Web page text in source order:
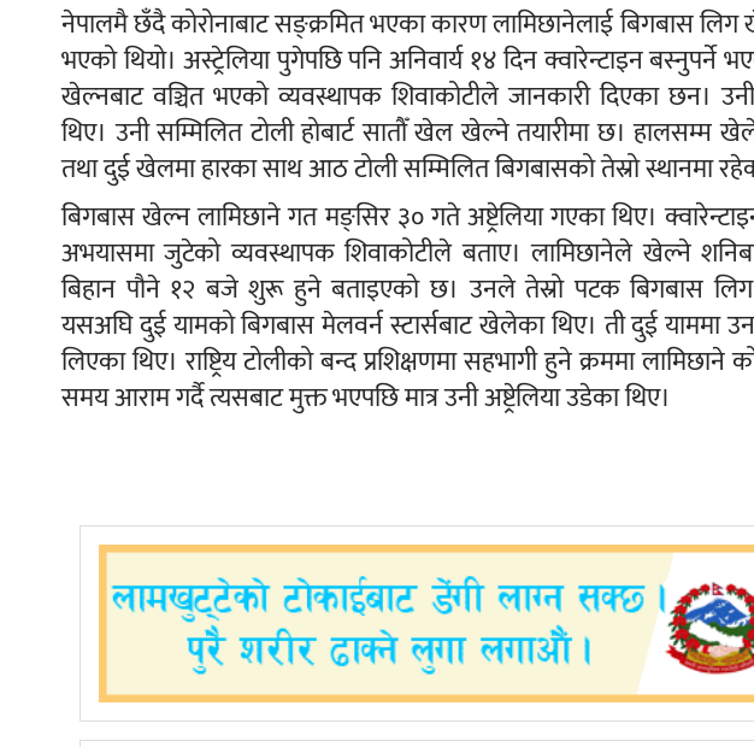
नेपालमै छँदै कोरोनाबाट सङ्क्रमित भएका कारण लामिछानेलाई बिगबास लिग
भएको थियो। अस्ट्रेलिया पुगेपछि पनि अनिवार्य १४ दिन क्वारेन्टाइन
खेल्नबाट वञ्चित भएको व्यवस्थापक शिवाकोटीले जानकारी दिएका छन।
थिए। उनी सम्मिलित टोली होबार्ट सातौँ खेल खेल्ने तयारीमा छ। हालसम्म
तथा दुई खेलमा हारका साथ आठ टोली सम्मिलित बिगबासको तेस्रो स्थानमा
बिगबास खेल्न लामिछाने गत मङ्सिर ३० गते अष्ट्रेलिया गएका थिए।
अभयासमा जुटेको व्यवस्थापक शिवाकोटीले बताए। लामिछानेले खेल्ने
बिहान पौने १२ बजे शुरू हुने बताइएको छ। उनले तेस्रो पटक बिगबास
यसअघि दुई यामको बिगबास मेलवर्न स्टार्सबाट खेलेका थिए। ती दुई
लिएका थिए। राष्ट्रिय टोलीको बन्द प्रशिक्षणमा सहभागी हुने क्रममा
समय आराम गर्दै त्यसबाट मुक्त भएपछि मात्र उनी अष्ट्रेलिया उडेका थिए।